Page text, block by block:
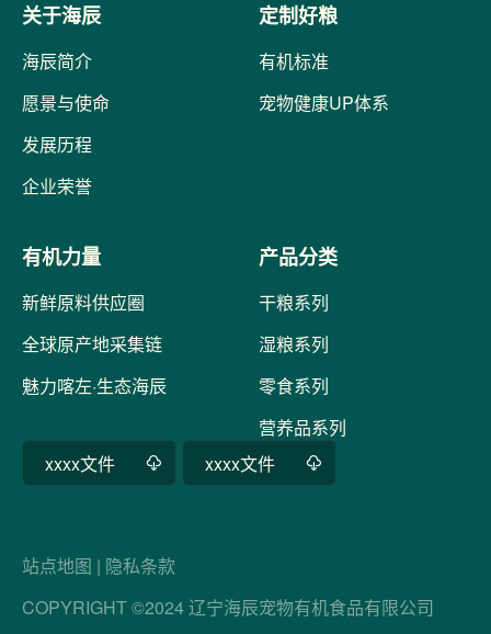
关于海辰
海辰简介
愿景与使命
发展历程
企业荣誉
定制好粮
有机标准
宠物健康UP体系
有机力量
新鲜原料供应圈
全球原产地采集链
魅力喀左·生态海辰
产品分类
干粮系列
湿粮系列
零食系列
营养品系列
xxxx文件
xxxx文件
站点地图 | 隐私条款
COPYRIGHT ©2024 辽宁海辰宠物有机食品有限公司